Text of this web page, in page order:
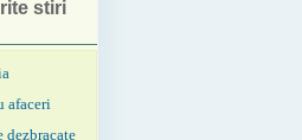
stiri
afaceri
dezbracate